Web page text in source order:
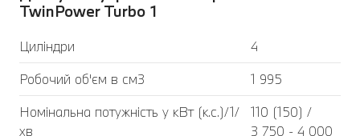
TwinPower Turbo 1
Циліндри
4
Робочий об'єм в см3
1 995
Номінальна потужність у кВт (к.с.)/1/
хв
110 (150) /
3 750 - 4 000